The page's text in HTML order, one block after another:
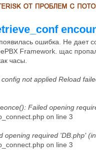
ошибка. Не дает
Framework. щас
часы.
not applied Reload
once(): Failed opening
on line 3
opening required 'DB.php'
on line 3